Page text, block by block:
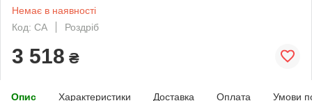
Немає в наявності
Код: СА
Роздріб
3 518 ₴
Опис Характеристики Доставка Оплата Умови